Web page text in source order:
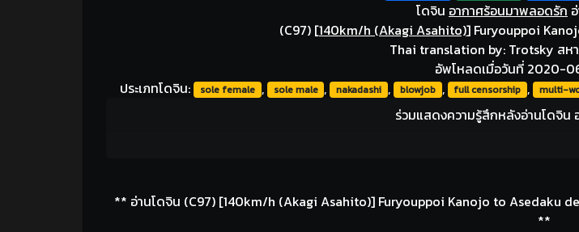
โดจิน อากาศร้อนมาพลอดรัก
(C97) [140km/h (Akagi Asahito)] Furyouppoi
Thai translation by: Trotsky สห
อัพโหลดเมื่อวันที่ 2020-
ประเภทโดจิน: sole female , sole male , nakadashi , blowjob , full censorship , multi-
ร่วมแสดงความรู้สึกหลังอ่านโดจิน
** อ่านโดจิน (C97) [140km/h (Akagi Asahito)] Furyouppoi Kanojo to Asedaku
**